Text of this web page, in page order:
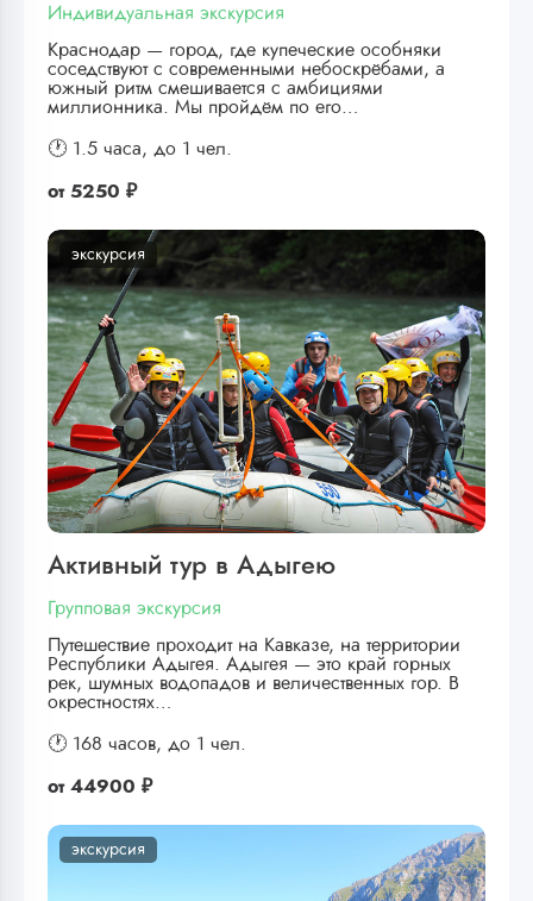
Индивидуальная экскурсия
Краснодар — город, где купеческие особняки
соседствуют с современными небоскрёбами, а
южный ритм смешивается с амбициями
миллионника. Мы пройдём по его…
🕐 1.5 часа, до 1 чел.
от 5250 ₽
экскурсия
Активный тур в Адыгею
Групповая экскурсия
Путешествие проходит на Кавказе, на территории
Республики Адыгея. Адыгея — это край горных
рек, шумных водопадов и величественных гор. В
окрестностях…
🕐 168 часов, до 1 чел.
от 44900 ₽
экскурсия